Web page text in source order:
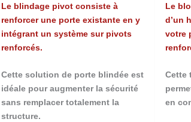
Le blindage pivot consiste à
renforcer une porte existante en y
intégrant un système sur pivots
renforcés.
Cette solution de porte blindée est
idéale pour augmenter la sécurité
sans remplacer totalement la
structure.
Le
d’un
votre
Cette
en